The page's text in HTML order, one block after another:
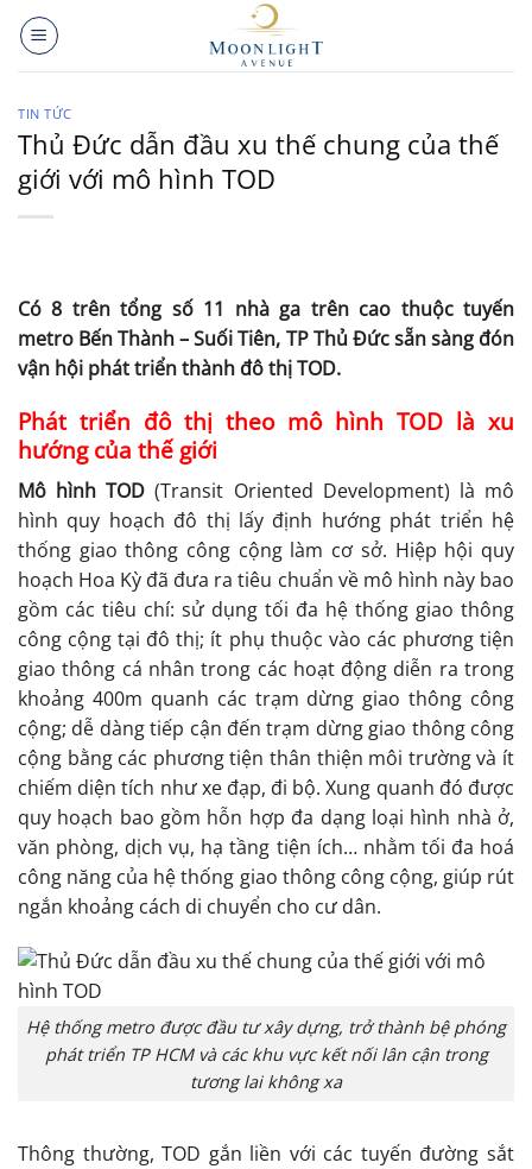
qua
TIN TỨC
Thủ Đức dẫn đầu xu thế chung của thế
giới với mô hình TOD
Có 8 trên tổng số 11 nhà ga trên cao thuộc tuyến
metro Bến Thành – Suối Tiên, TP Thủ Đức sẵn sàng đón
vận hội phát triển thành đô thị TOD.
Phát triển đô thị theo mô hình TOD là xu
hướng của thế giới
Mô hình TOD (Transit Oriented Development) là mô
hình quy hoạch đô thị lấy định hướng phát triển hệ
thống giao thông công cộng làm cơ sở. Hiệp hội quy
hoạch Hoa Kỳ đã đưa ra tiêu chuẩn về mô hình này bao
gồm các tiêu chí: sử dụng tối đa hệ thống giao thông
công cộng tại đô thị; ít phụ thuộc vào các phương tiện
giao thông cá nhân trong các hoạt động diễn ra trong
khoảng 400m quanh các trạm dừng giao thông công
cộng; dễ dàng tiếp cận đến trạm dừng giao thông công
cộng bằng các phương tiện thân thiện môi trường và ít
chiếm diện tích như xe đạp, đi bộ. Xung quanh đó được
quy hoạch bao gồm hỗn hợp đa dạng loại hình nhà ở,
văn phòng, dịch vụ, hạ tầng tiện ích… nhằm tối đa hoá
công năng của hệ thống giao thông công cộng, giúp rút
ngắn khoảng cách di chuyển cho cư dân.
Hệ thống metro được đầu tư xây dựng, trở thành bệ phóng
phát triển TP HCM và các khu vực kết nối lân cận trong
tương lai không xa
Thông thường, TOD gắn liền với các tuyến đường sắt